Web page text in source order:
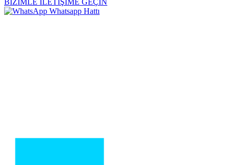
BİZİMLE İLETİŞİME GEÇİN
Whatsapp Hattı